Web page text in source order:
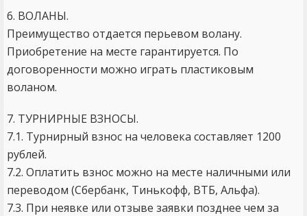
6. ВОЛАНЫ.
Преимущество отдается перьевом волану.
Приобретение на месте гарантируется. По
договоренности можно играть пластиковым
воланом.
7. ТУРНИРНЫЕ ВЗНОСЫ.
7.1. Турнирный взнос на человека составляет 1200
рублей.
7.2. Оплатить взнос можно на месте наличными или
переводом (Сбербанк, Тинькофф, ВТБ, Альфа).
7.3. При неявке или отзыве заявки позднее чем за